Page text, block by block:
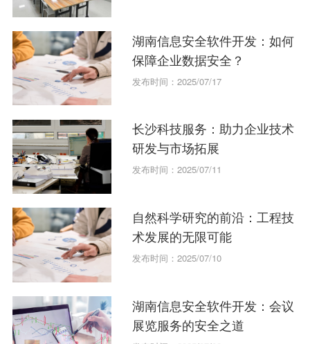
湖南信息安全软件开发：如何
保障企业数据安全？
发布时间：2025/07/17
长沙科技服务：助力企业技术
研发与市场拓展
发布时间：2025/07/11
自然科学研究的前沿：工程技
术发展的无限可能
发布时间：2025/07/10
湖南信息安全软件开发：会议
展览服务的安全之道